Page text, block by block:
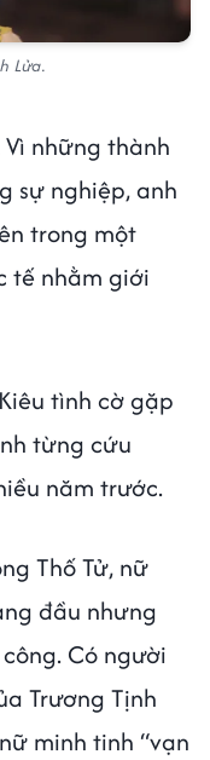
Lửa.
những thành
sự nghiệp, anh
trong một
tế nhằm giới
tình cờ gặp
từng cứu
năm trước.
Thố Tử, nữ
đầu nhưng
Có người
Trương Tịnh
minh tinh “vạn